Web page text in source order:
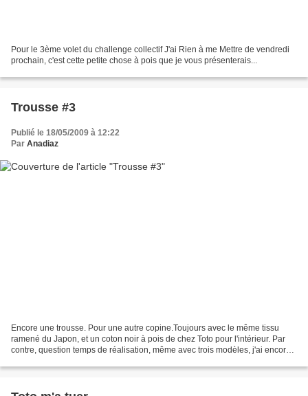
Pour le 3ème volet du challenge collectif J'ai Rien à me Mettre de vendredi
prochain, c'est cette petite chose à pois que je vous présenterais...
Trousse #3
Publié le 18/05/2009 à 12:22
Par Anadiaz
Encore une trousse. Pour une autre copine.Toujours avec le même tissu
ramené du Japon, et un coton noir à pois de chez Toto pour l'intérieur. Par
contre, question temps de réalisation, même avec trois modèles, j'ai encore